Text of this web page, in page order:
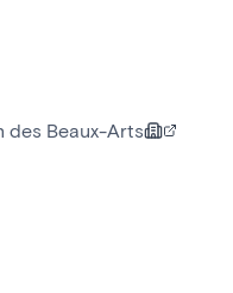
des Beaux-Arts